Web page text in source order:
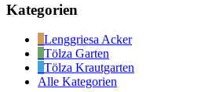
Kategorien
Lenggriesa Acker
Tölza Garten
Tölza Krautgarten
Alle Kategorien